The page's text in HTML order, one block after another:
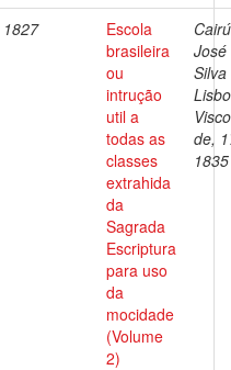
1827
Escola
brasileira
ou
intrução
util a
todas as
classes
extrahida
da
Sagrada
Escriptura
para uso
da
mocidade
(Volume
2)
José
Silva
de,
1835